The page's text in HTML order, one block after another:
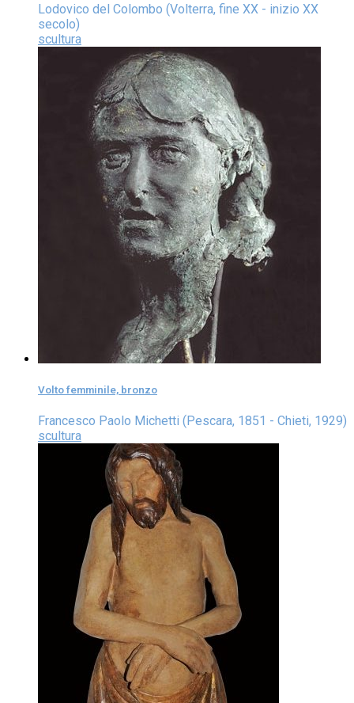
Lodovico del Colombo (Volterra, fine XX - inizio XX
secolo)
scultura
Volto femminile, bronzo
Francesco Paolo Michetti (Pescara, 1851 - Chieti, 1929)
scultura